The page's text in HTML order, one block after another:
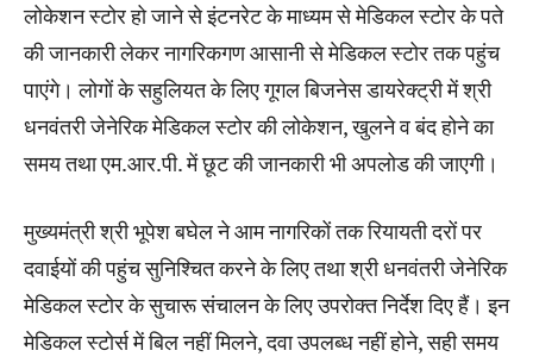
लोकेशन स्टोर हो जाने से इंटनरेट के माध्यम से मेडिकल स्टोर के पते
की जानकारी लेकर नागरिकगण आसानी से मेडिकल स्टोर तक पहुंच
पाएंगे। लोगों के सहुलियत के लिए गूगल बिजनेस डायरेक्ट्री में श्री
धनवंतरी जेनेरिक मेडिकल स्टोर की लोकेशन, खुलने व बंद होने का
समय तथा एम.आर.पी. में छूट की जानकारी भी अपलोड की जाएगी।
मुख्यमंत्री श्री भूपेश बघेल ने आम नागरिकों तक रियायती दरों पर
दवाईयों की पहुंच सुनिश्चित करने के लिए तथा श्री धनवंतरी जेनेरिक
मेडिकल स्टोर के सुचारू संचालन के लिए उपरोक्त निर्देश दिए हैं। इन
मेडिकल स्टोर्स में बिल नहीं मिलने, दवा उपलब्ध नहीं होने, सही समय